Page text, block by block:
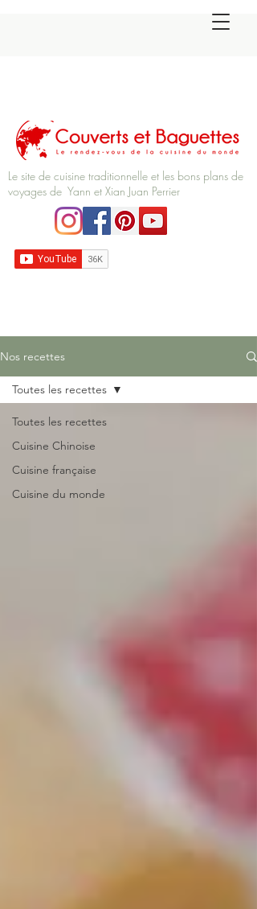
Le site de cuisine traditionnelle et les bons plans de
voyages de Yann et Xian Juan Perrier
Nos recettes
Toutes les recettes
Cuisine Chinoise
Cuisine française
Cuisine du monde
Toutes les recettes